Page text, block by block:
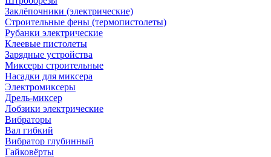
Заклёпочники (электрические)
Строительные фены (термопистолеты)
Рубанки электрические
Клеевые пистолеты
Зарядные устройства
Миксеры строительные
Насадки для миксера
Электромиксеры
Дрель-миксер
Лобзики электрические
Вибраторы
Вал гибкий
Вибратор глубинный
Гайковёрты